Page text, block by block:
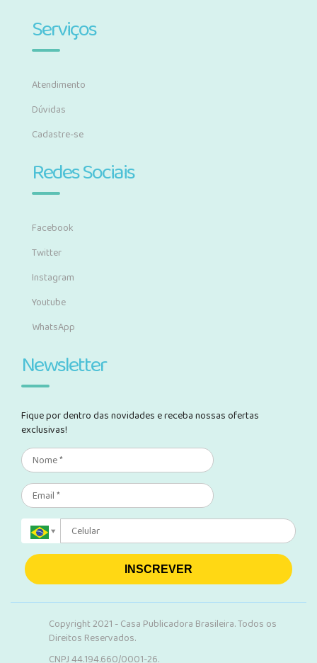
Serviços
Atendimento
Dúvidas
Cadastre-se
Redes Sociais
Facebook
Twitter
Instagram
Youtube
WhatsApp
Newsletter
Fique por dentro das novidades e receba nossas ofertas
exclusivas!
INSCREVER
Copyright 2021 - Casa Publicadora Brasileira. Todos os
Direitos Reservados.
CNPJ 44.194.660/0001-26.